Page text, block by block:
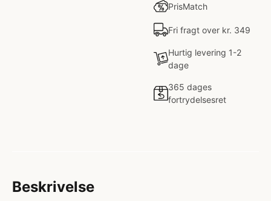
PrisMatch
Fri fragt over kr. 349
Hurtig levering 1-2
dage
365 dages
fortrydelsesret
Beskrivelse